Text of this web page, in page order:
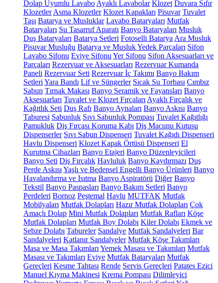
Dolap Uyumlu Lavabo Ayaklı Lavabolar Klozet Duvara Sıfır
Klozetler Asma Klozetler Klozet Kapakları Pisuvar Tuvalet
Taşı Batarya ve Musluklar Lavabo Bataryaları Mutfak
Bataryaları Su Tasarruf Aparatı Banyo Bataryaları Musluk
Duş Bataryaları Batarya Setleri Fotoselli Batarya Ara Musluk
Pisuvar Musluğu Batarya ve Musluk Yedek Parçaları Sifon
Lavabo Sifonu Eviye Sifonu Yer Sifonu Sifon Aksesuarları ve
Parçaları Rezervuar ve Aksesuarları Rezervuar Kumanda
Paneli Rezervuar Seti Rezervuar İç Takımı Banyo Bakım
Setleri Yara Bandı Lif ve Süngerler Sıcak Su Torbası Cımbız
Sabun Tırnak Makası Banyo Seramik ve Fayansları Banyo
Aksesuarları Tuvalet ve Klozet Fırçaları Ayaklı Fırçalık ve
Kağıtlık Seti Duş Rafı Banyo Aynaları Banyo Askısı Banyo
Taburesi Sabunluk Sıvı Sabunluk Pompası Tuvalet Kağıtlığı
Pamukluk Diş Fırçası Koruma Kabı Diş Macunu Kutusu
Dispenserler Sıvı Sabun Dispenseri Tuvalet Kağıdı Dispenseri
Havlu Dispenseri Klozet Kapak Örtüsü Dispenseri El
Kurutma Cihazları Banyo Etajeri Banyo Düzenleyicileri
Banyo Seti Diş Fırçalık Havluluk Banyo Kaydırmazı Duş
Perde Askısı Yaşlı ve Bedensel Engelli Banyo Ürünleri Banyo
Havalandırma ve Isıtma Banyo Aspiratörü Diğer Banyo
Tekstil Banyo Paspasları Banyo Bakım Setleri Banyo
Perdeleri Bornoz Peştemal Havlu MUTFAK Mutfak
Mobilyaları Mutfak Dolapları Hazır Mutfak Dolapları Çok
Amaçlı Dolap Mini Mutfak Dolapları Mutfak Rafları Köşe
Mutfak Dolapları Mutfak Boy Dolabı Kiler Dolabı Ekmek ve
Sebze Dolabı Tabureler Sandalye Mutfak Sandalyeleri Bar
Sandalyeleri Katlanır Sandalyeler Mutfak Köşe Takımları
Masa ve Masa Takımları Yemek Masası ve Takımları Mutfak
Masası ve Takımları Eviye Mutfak Bataryaları Mutfak
Gereçleri Kesme Tahtası Rende Servis Gereçleri Patates Ezici
Manuel Kıyma Makinesi Krema Pompası Dilimleyici